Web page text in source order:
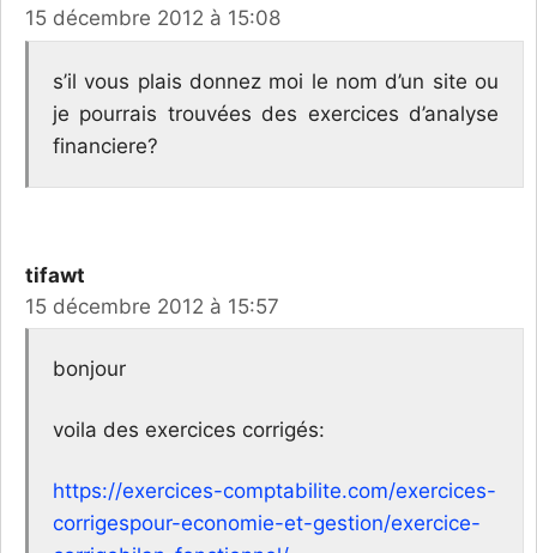
15 décembre 2012 à 15:08
s’il vous plais donnez moi le nom d’un site ou
je pourrais trouvées des exercices d’analyse
financiere?
tifawt
15 décembre 2012 à 15:57
bonjour
voila des exercices corrigés:
https://exercices-comptabilite.com/exercices-
corrigespour-economie-et-gestion/exercice-